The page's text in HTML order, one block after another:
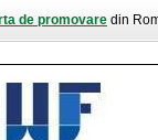
de promovare din